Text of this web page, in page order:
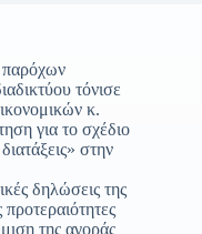
παρόχων
τόνισε
κ.
για το σχέδιο
στην
δηλώσεις της
της αγοράς